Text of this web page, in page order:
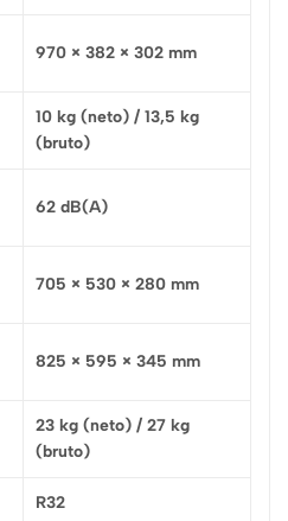
970 × 382 × 302 mm
10 kg (neto) / 13,5 kg
(bruto)
62 dB(A)
705 × 530 × 280 mm
825 × 595 × 345 mm
23 kg (neto) / 27 kg
(bruto)
R32